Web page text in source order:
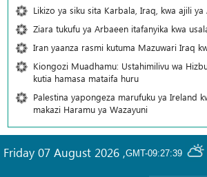
Likizo ya siku sita Karbala, Iraq, kwa ajili ya
Ziara tukufu ya Arbaeen itafanyika kwa
Iran yaanza rasmi kutuma Mazuwari Iraq
Kiongozi Muadhamu: Ustahimilivu wa
kutia hamasa mataifa huru
Palestina yapongeza marufuku ya Ireland
makazi Haramu ya Wazayuni
GMT-09:27:39
Friday 07 August 2026 ,